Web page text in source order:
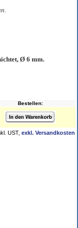
Ø 6 mm.
Bestellen:
UST, exkl. Versandkosten